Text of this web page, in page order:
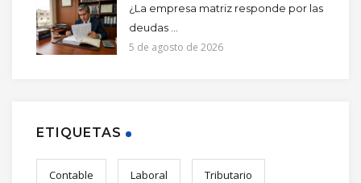
¿La empresa matriz responde por las
deudas ...
5 de agosto de 2026
ETIQUETAS
Contable Laboral Tributario